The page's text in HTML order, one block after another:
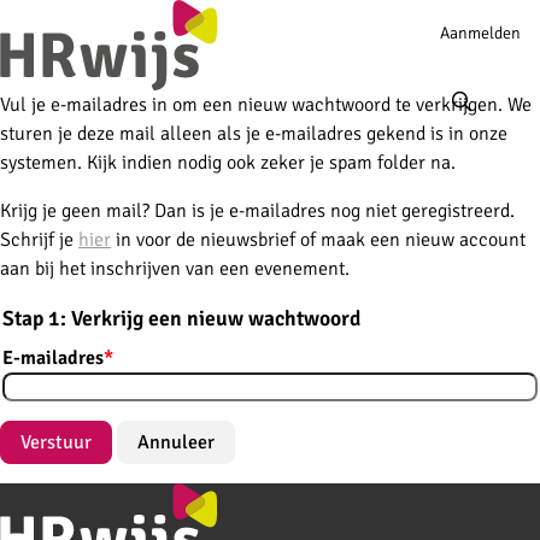
Account
Aanmelden
Vul je e-mailadres in om een nieuw wachtwoord te verkrijgen. We
sturen je deze mail alleen als je e-mailadres gekend is in onze
systemen. Kijk indien nodig ook zeker je spam folder na.
Krijg je geen mail? Dan is je e-mailadres nog niet geregistreerd.
Schrijf je hier in voor de nieuwsbrief of maak een nieuw account
aan bij het inschrijven van een evenement.
Stap 1: Verkrijg een nieuw wachtwoord
E-mailadres*
Verstuur Annuleer